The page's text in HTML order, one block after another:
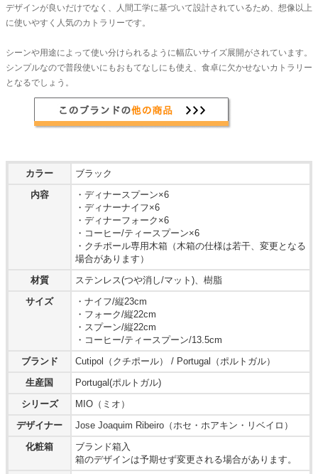
デザインが良いだけでなく、人間工学に基づいて設計されているため、想像以上
に使いやすく人気のカトラリーです。
シーンや用途によって使い分けられるように幅広いサイズ展開がされています。
シンプルなので普段使いにもおもてなしにも使え、食卓に欠かせないカトラリー
となるでしょう。
カラー
ブラック
内容
・ディナースプーン×6
・ディナーナイフ×6
・ディナーフォーク×6
・コーヒー/ティースプーン×6
・クチポール専用木箱（木箱の仕様は若干、変更となる
場合があります）
材質
ステンレス(つや消し/マット)、樹脂
サイズ
・ナイフ/縦23cm
・フォーク/縦22cm
・スプーン/縦22cm
・コーヒー/ティースプーン/13.5cm
ブランド
Cutipol（クチポール） / Portugal（ポルトガル）
生産国
Portugal(ポルトガル)
シリーズ
MIO（ミオ）
デザイナー
Jose Joaquim Ribeiro（ホセ・ホアキン・リベイロ）
化粧箱
ブランド箱入
箱のデザインは予期せず変更される場合があります。